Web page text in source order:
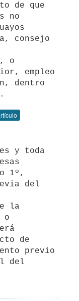
de que
no
consejo
o
empleo
dentro
1º,
del
la
o
de
previo
del